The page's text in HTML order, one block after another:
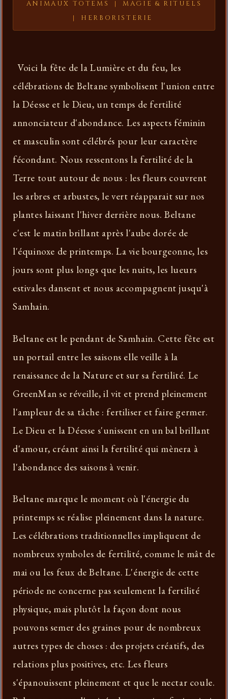
ANIMAUX TOTEMS |
MAGIE & RITUELS
|
HERBORISTERIE
Voici la fête de la Lumière et du feu, les
célébrations de Beltane symbolisent l'union entre
la Déesse et le Dieu, un temps de fertilité
annonciateur d'abondance. Les aspects féminin
et masculin sont célébrés pour leur caractère
fécondant. Nous ressentons la fertilité de la
Terre tout autour de nous : les fleurs couvrent
les arbres et arbustes, le vert réapparait sur nos
plantes laissant l'hiver derrière nous. Beltane
c'est le matin brillant après l'aube dorée de
l'équinoxe de printemps. La vie bourgeonne, les
jours sont plus longs que les nuits, les lueurs
estivales dansent et nous accompagnent jusqu'à
Samhain.
Beltane est le pendant de Samhain. Cette fête est
un portail entre les saisons elle veille à la
renaissance de la Nature et sur sa fertilité. Le
GreenMan se réveille, il vit et prend pleinement
l'ampleur de sa tâche : fertiliser et faire germer.
Le Dieu et la Déesse s'unissent en un bal brillant
d'amour, créant ainsi la fertilité qui mènera à
l'abondance des saisons à venir.
Beltane marque le moment où l'énergie du
printemps se réalise pleinement dans la nature.
Les célébrations traditionnelles impliquent de
nombreux symboles de fertilité, comme le mât de
mai ou les feux de Beltane. L'énergie de cette
période ne concerne pas seulement la fertilité
physique, mais plutôt la façon dont nous
pouvons semer des graines pour de nombreux
autres types de choses : des projets créatifs, des
relations plus positives, etc. Les fleurs
s'épanouissent pleinement et que le nectar coule.